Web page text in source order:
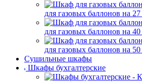
для газовых баллонов на
для газовых баллонов на
для газовых баллонов на
Сушильные шкафы
Шкафы бухгалтерские